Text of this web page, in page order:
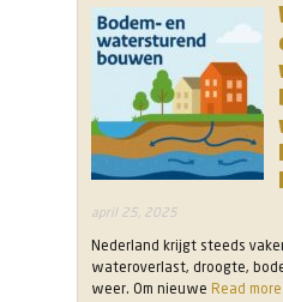
april 25, 2025
Nederland krijgt steeds
wateroverlast, droogte,
weer. Om nieuwe Read more